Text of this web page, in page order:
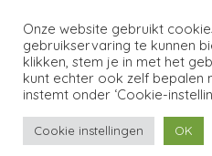
Voorwaarden
Disclaimer
Over LSG
Copyright © 2026
Onze website gebruikt
gebruikservaring te kunnen
klikken, stem je in met het
kunt echter ook zelf bepalen
instemt onder ‘Cookie-
Cookie instellingen OK